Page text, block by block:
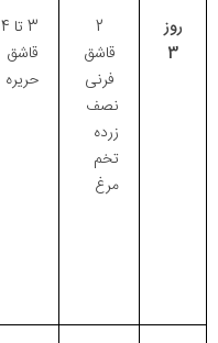
روز
3
2
قاشق
فرنی
نصف
زرده
تخم
مرغ
3 تا 4
قاشق
حریره